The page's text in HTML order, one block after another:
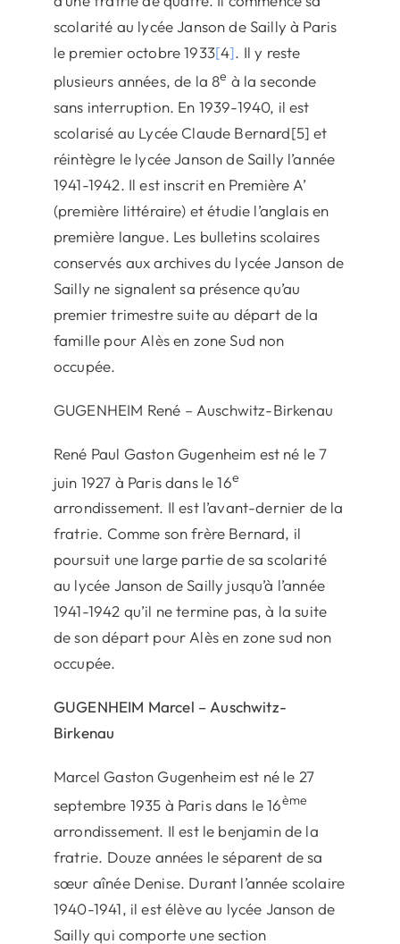
scolarité au lycée Janson de Sailly à Paris
le premier octobre 1933[4]. Il y reste
plusieurs années, de la 8e à la seconde
sans interruption. En 1939-1940, il est
scolarisé au Lycée Claude Bernard[5] et
réintègre le lycée Janson de Sailly l’année
1941-1942. Il est inscrit en Première A’
(première littéraire) et étudie l’anglais en
première langue. Les bulletins scolaires
conservés aux archives du lycée Janson de
Sailly ne signalent sa présence qu’au
premier trimestre suite au départ de la
famille pour Alès en zone Sud non
occupée.
GUGENHEIM René – Auschwitz-Birkenau
René Paul Gaston Gugenheim est né le 7
juin 1927 à Paris dans le 16e
arrondissement. Il est l’avant-dernier de la
fratrie. Comme son frère Bernard, il
poursuit une large partie de sa scolarité
au lycée Janson de Sailly jusqu’à l’année
1941-1942 qu’il ne termine pas, à la suite
de son départ pour Alès en zone sud non
occupée.
GUGENHEIM Marcel – Auschwitz-
Birkenau
Marcel Gaston Gugenheim est né le 27
septembre 1935 à Paris dans le 16ème
arrondissement. Il est le benjamin de la
fratrie. Douze années le séparent de sa
sœur aînée Denise. Durant l’année scolaire
1940-1941, il est élève au lycée Janson de
Sailly qui comporte une section